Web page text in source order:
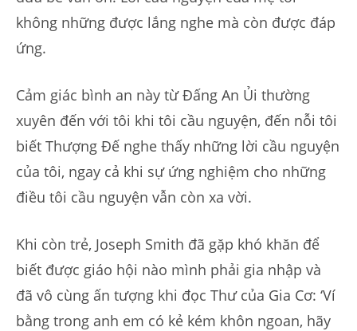
không những được lắng nghe mà còn được đáp
ứng.
Cảm giác bình an này từ Đấng An Ủi thường
xuyên đến với tôi khi tôi cầu nguyện, đến nỗi tôi
biết Thượng Đế nghe thấy những lời cầu nguyện
của tôi, ngay cả khi sự ứng nghiệm cho những
điều tôi cầu nguyện vẫn còn xa vời.
Khi còn trẻ, Joseph Smith đã gặp khó khăn để
biết được giáo hội nào mình phải gia nhập và
đã vô cùng ấn tượng khi đọc Thư của Gia Cơ: ‘Ví
bằng trong anh em có kẻ kém khôn ngoan, hãy